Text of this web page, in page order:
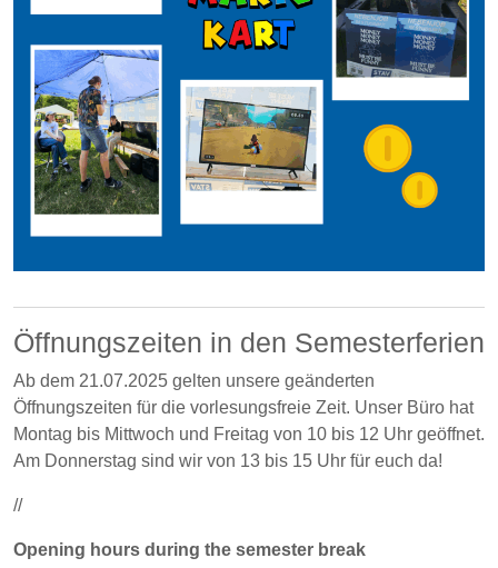
Öffnungszeiten in den Semesterferien
Ab dem 21.07.2025 gelten unsere geänderten
Öffnungszeiten für die vorlesungsfreie Zeit. Unser Büro hat
Montag bis Mittwoch und Freitag von 10 bis 12 Uhr geöffnet.
Am Donnerstag sind wir von 13 bis 15 Uhr für euch da!
//
Opening hours during the semester break